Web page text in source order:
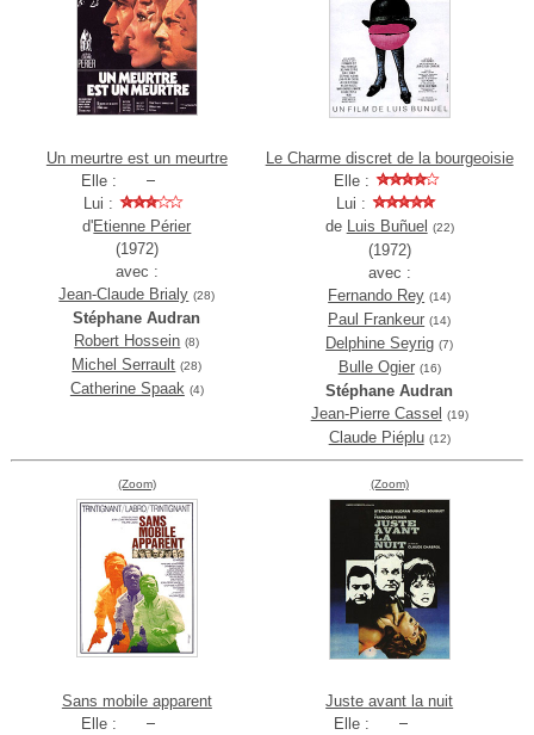
Un meurtre est un meurtre
Elle :
Lui :
d'Etienne Périer
(1972)
avec :
Jean-Claude Brialy (28)
Stéphane Audran
Robert Hossein (8)
Michel Serrault (28)
Catherine Spaak (4)
Le Charme discret de la bourgeoisie
Elle :
Lui :
de Luis Buñuel (22)
(1972)
avec :
Fernando Rey (14)
Paul Frankeur (14)
Delphine Seyrig (7)
Bulle Ogier (16)
Stéphane Audran
Jean-Pierre Cassel
(19)
Claude Piéplu (12)
(Zoom)
Sans mobile apparent
Elle :
(Zoom)
Juste avant la nuit
Elle :